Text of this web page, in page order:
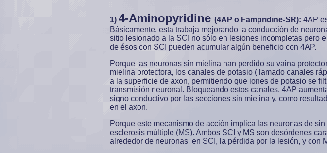
1) 4-Aminopyridine (4AP o Fampridine-SR): 4AP
Básicamente, esta trabaja mejorando la conducción de
sitio lesionado a la SCI no sólo en lesiones incompletas pero
de ésos con SCI pueden acumular algún beneficio con 4AP.
Porque las neuronas sin mielina han perdido su vaina
mielina protectora, los canales de potasio (llamado canales
a la superficie de axon, permitiendo que iones de potasio se
transmisión neuronal. Bloqueando estos canales, 4AP
signo conductivo por las secciones sin mielina y, como
en el axon.
Porque este mecanismo de acción implica las neuronas de
esclerosis múltiple (MS). Ambos SCI y MS son desórdenes
alrededor de neuronas; en SCI, la pérdida por la lesión, y con